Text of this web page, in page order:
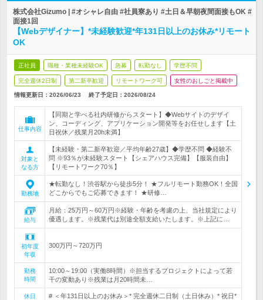
株式会社Gizumo | #オシャレ自由 #社員寮あり #土日＆早朝夜間面接もOK #
面接1回
【Webデザイナー】*未経験歓迎*年131日以上のお休み*リモート
OK
正社員 職種・業種未経験OK 急募 転勤なし 学歴不問
完全週休2日制 第二新卒歓迎 リモートワーク可 女性のおしごと掲載中
情報更新日：2026/06/23 終了予定日： 2026/08/24
仕事内容
【同期と学べる社内研修からスタート】◆Webサイトのデザイ
ン、コーディング、アプリケーション開発等をお任せします【土
日祝休／残業月20h未満】
対象と
なる方
【未経験・第二新卒歓迎／平均年齢27歳】◆学歴不問 ◆経験不
問 ※93％が未経験スタート【シェアハウス完備】【服装自由】
【リモートワーク70％】
勤務地
★転勤なし！渋谷駅から徒歩5分！ ★フルリモート勤務OK！全国
どこからでもご応募できます！ ★研修…
給与
月給：25万円～60万円※経験・年齢を考慮の上、当社規定により
優遇します。※残業代は別途全額支給いたします。※上記に…
初年度
年収
300万円～720万円
勤務
時間
10:00～19:00（実働8時間）※担当するプロジェクトによって若
干の変動あり※残業は月20時間未…
休日
# ＜年131日以上のお休み＞* 完全週休二日制（土日休み）* 祝日*